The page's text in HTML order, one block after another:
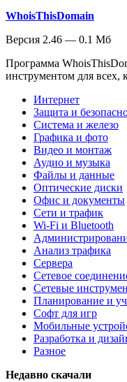
WhoisThisDomain
Версия 2.46 — 0.1 Мб
Программа
инструментом для всех,
Интернет
Защита и
Система и железо
Графика и фото
Видео и монтаж
Аудио и музыка
Файлы и данные
Оптические диски
Офис и документы
Сети и трафик
Wi-Fi и Bluetooth
Анализ трафика
Сервера
Сетевое
Сетевые
Планирование и
Софт для игр
Мобильные
Разработка и
Разное
Недавно скачали